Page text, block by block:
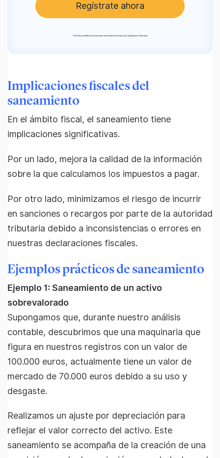
Regístrate ahora
*TS Facturas Billin es un software certificado Verifactu por la Agencia Tributaria.
Implicaciones fiscales del
saneamiento
En el ámbito fiscal, el saneamiento tiene
implicaciones significativas.
Por un lado, mejora la calidad de la información
sobre la que calculamos los impuestos a pagar.
Por otro lado, minimizamos el riesgo de incurrir
en sanciones o recargos por parte de la autoridad
tributaria debido a inconsistencias o errores en
nuestras declaraciones fiscales.
Ejemplos prácticos de saneamiento
Ejemplo 1: Saneamiento de un activo
sobrevalorado
Supongamos que, durante nuestro análisis
contable, descubrimos que una maquinaria que
figura en nuestros registros con un valor de
100.000 euros, actualmente tiene un valor de
mercado de 70.000 euros debido a su uso y
desgaste.
Realizamos un ajuste por depreciación para
reflejar el valor correcto del activo. Este
saneamiento se acompaña de la creación de una